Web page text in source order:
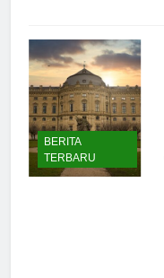
BERITA
TERBARU